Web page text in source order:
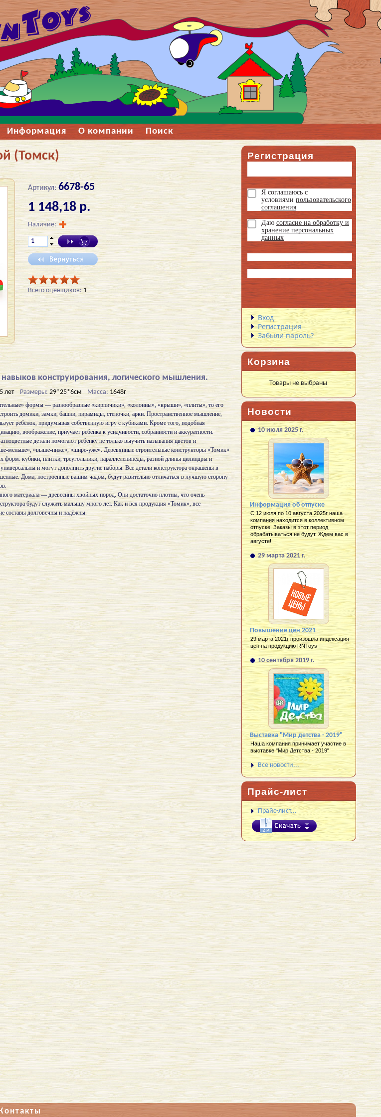
Информация О компании Поиск
(Томск)
Артикул:6678-65
1 148,18 р.
Наличие:
Всего оценщиков:1
конструирования, логического мышления.
5 лет Размеры: 29*25*6см Масса: 1648г
формы — разнообразные «кирпичики», «колонны», «крыши», «плиты», то его
домики, замки, башни, пирамиды, стеночки, арки. Пространственное мышление,
ребёнок, придумывая собственную игру с кубиками. Кроме того, подобная
воображение, приучает ребенка к усидчивости, собранности и аккуратности.
детали помогают ребенку не только выучить называния цветов и
меньше», «выше-ниже», «шире-уже». Деревянные строительные конструкторы «Томик»
кубики, плитки, треугольники, параллелепипеды, разной длины цилиндры и
и могут дополнить другие наборы. Все детали конструктора окрашены в
Дома, построенные вашим чадом, будут разительно отличаться в лучшую сторону
материала — древесины хвойных пород. Они достаточно плотны, что очень
будут служить малышу много лет. Как и вся продукция «Томик», все
составы долговечны и надёжны.
Регистрация
Я соглашаюсь с
условиями пользовательского
соглашения
Даю согласие на обработку и
хранение персональных
данных
Вход
Регистрация
Забыли пароль?
Корзина
Товары не выбраны
Новости
10 июля 2025 г.
Информация об отпуске
С 12 июля по 10 августа 2025г наша
компания находится в коллективном
отпуске. Заказы в этот период
обрабатываться не будут. Ждем вас в
августе!
29 марта 2021 г.
Повышение цен 2021
29 марта 2021г произошла индексация
цен на продукцию RNToys
10 сентября 2019 г.
Выставка "Мир детства - 2019"
Наша компания принимает участие в
выставке "Мир Детства - 2019"
Все новости...
Прайс-лист
Прайс-лист...
Контакты